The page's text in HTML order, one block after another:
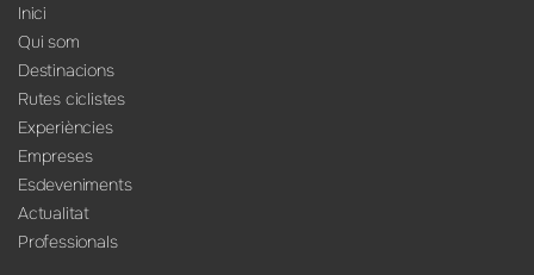
Inici
Qui som
Destinacions
Rutes ciclistes
Experiències
Empreses
Esdeveniments
Actualitat
Professionals